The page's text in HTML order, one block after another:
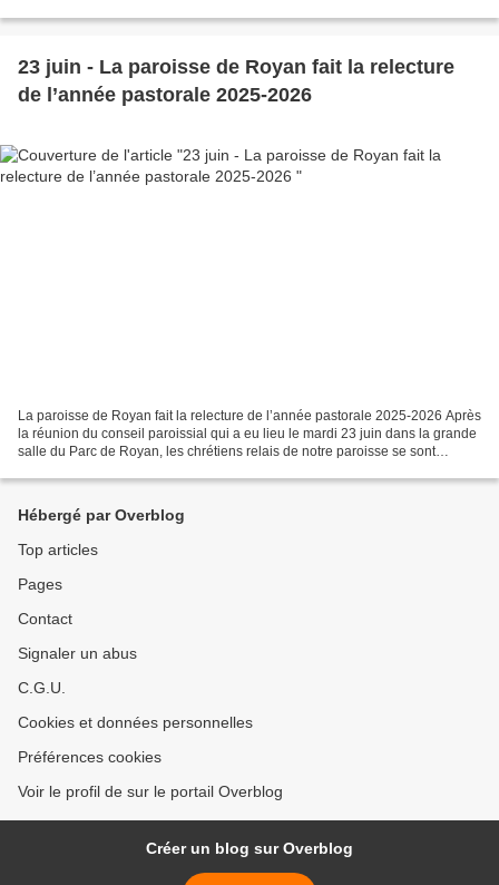
23 juin - La paroisse de Royan fait la relecture
de l’année pastorale 2025-2026
La paroisse de Royan fait la relecture de l’année pastorale 2025-2026 Après
la réunion du conseil paroissial qui a eu lieu le mardi 23 juin dans la grande
salle du Parc de Royan, les chrétiens relais de notre paroisse se sont
Hébergé par Overblog
Top articles
Pages
Contact
Signaler un abus
C.G.U.
Cookies et données personnelles
Préférences cookies
Voir le profil de sur le portail Overblog
Créer un blog sur Overblog